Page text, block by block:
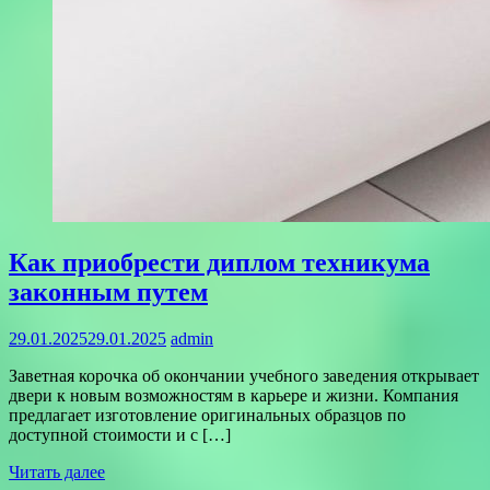
Как приобрести диплом техникума
законным путем
29.01.202529.01.2025 admin
Заветная корочка об окончании учебного заведения открывает
двери к новым возможностям в карьере и жизни. Компания
предлагает изготовление оригинальных образцов по
доступной стоимости и с […]
Читать далее